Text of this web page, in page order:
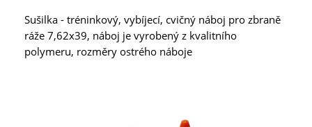
Sušilka - tréninkový, vybíjecí, cvičný náboj pro zbraně
ráže 7,62x39, náboj je vyrobený z kvalitního
polymeru, rozměry ostrého náboje